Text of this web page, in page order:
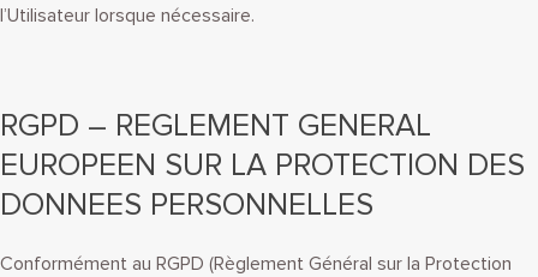
l’Utilisateur lorsque nécessaire.
RGPD – REGLEMENT GENERAL
EUROPEEN SUR LA PROTECTION DES
DONNEES PERSONNELLES
Conformément au RGPD (Règlement Général sur la Protection